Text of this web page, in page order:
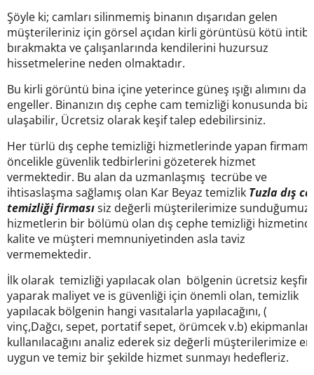
Şöyle ki; camları silinmemiş binanın dışarıdan gelen
müşterileriniz için görsel açıdan kirli görüntüsü kötü
bırakmakta ve çalışanlarında kendilerini huzursuz
hissetmelerine neden olmaktadır.
Bu kirli görüntü bina içine yeterince güneş ışığı alımını da
engeller. Binanızın dış cephe cam temizliği konusunda
ulaşabilir, Ücretsiz olarak keşif talep edebilirsiniz.
Her türlü dış cephe temizliği hizmetlerinde yapan
öncelikle güvenlik tedbirlerini gözeterek hizmet
vermektedir. Bu alan da uzmanlaşmış tecrübe ve
ihtisaslaşma sağlamış olan Kar Beyaz temizlik Tuzla dış
temizliği firmasısiz değerli müşterilerimize sunduğumuz
hizmetlerin bir bölümü olan dış cephe temizliği
kalite ve müşteri memnuniyetinden asla taviz
vermemektedir.
İlk olarak temizliği yapılacak olan bölgenin ücretsiz keşfini
yaparak maliyet ve is güvenliği için önemli olan, temizlik
yapılacak bölgenin hangi vasıtalarla yapılacağını, (
vinç,Dağcı, sepet, portatif sepet, örümcek v.b)
kullanılacağını analiz ederek siz değerli müşterilerimize en
uygun ve temiz bir şekilde hizmet sunmayı hedefleriz.